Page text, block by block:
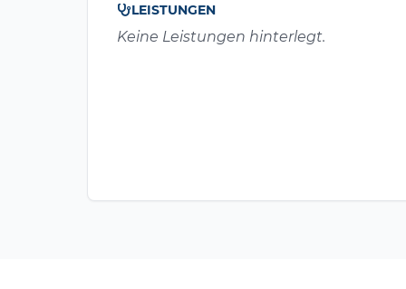
LEISTUNGEN
Keine Leistungen hinterlegt.